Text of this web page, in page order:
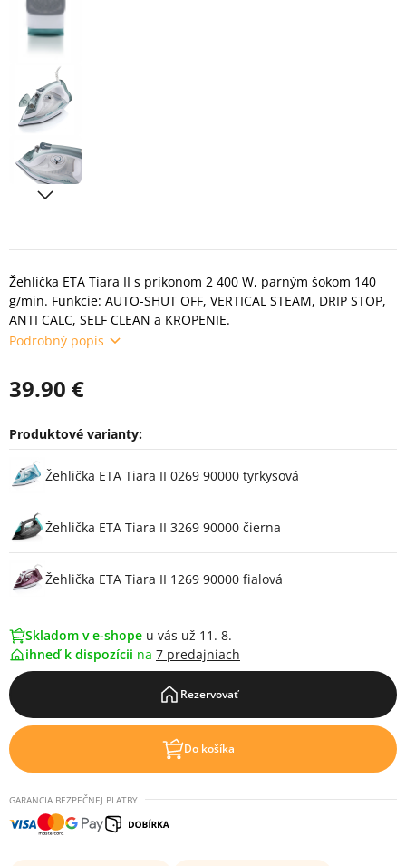
Žehlička ETA Tiara II s príkonom 2 400 W, parným šokom 140
g/min. Funkcie: AUTO-SHUT OFF, VERTICAL STEAM, DRIP STOP,
ANTI CALC, SELF CLEAN a KROPENIE.
Podrobný popis
39.90 €
Produktové varianty:
Varianty
Žehlička ETA Tiara II 0269 90000 tyrkysová
Žehlička ETA Tiara II 3269 90000 čierna
Žehlička ETA Tiara II 1269 90000 fialová
Skladom v e-shope u vás už 11. 8.
ihneď k dispozícii na 7 predajniach
Rezervovať
Do košíka
GARANCIA BEZPEČNEJ PLATBY